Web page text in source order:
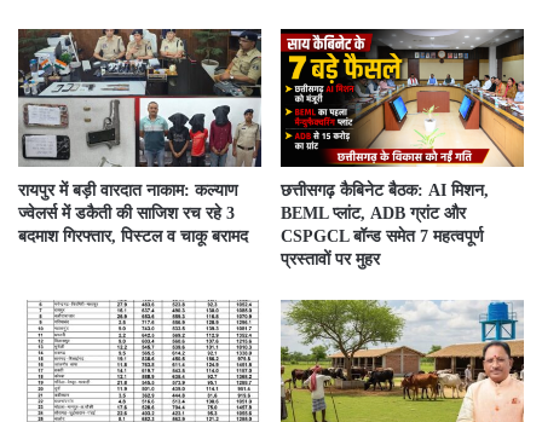
रायपुर में बड़ी वारदात नाकाम: कल्याण
ज्वेलर्स में डकैती की साजिश रच रहे 3
बदमाश गिरफ्तार, पिस्टल व चाकू बरामद
छत्तीसगढ़ कैबिनेट बैठक: AI मिशन,
BEML प्लांट, ADB ग्रांट और
CSPGCL बॉन्ड समेत 7 महत्वपूर्ण
प्रस्तावों पर मुहर